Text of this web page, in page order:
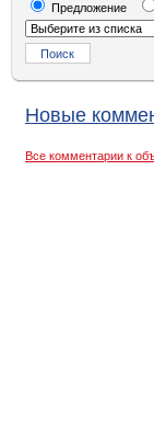
Предложение
Новые
Все комментарии к